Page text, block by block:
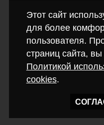
Этот сайт
для более
пользователя.
страниц сайта,
Политикой
cookies.